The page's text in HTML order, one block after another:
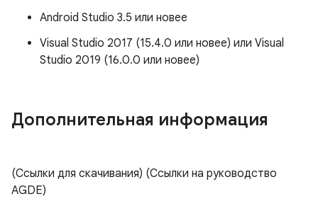
Android Studio 3.5 или новее
Visual Studio 2017 (15.4.0 или новее) или Visual
Studio 2019 (16.0.0 или новее)
Дополнительная информация
(Ссылки для скачивания) (Ссылки на руководство
AGDE)